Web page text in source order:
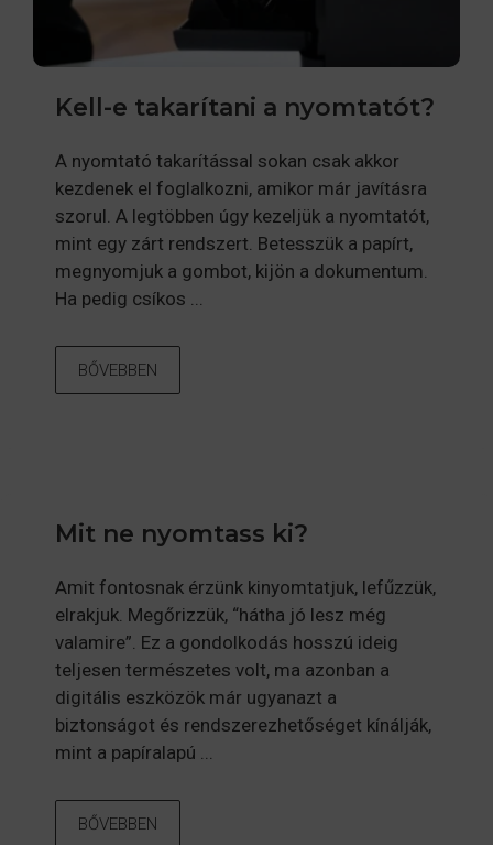
Kell-e takarítani a nyomtatót?
A nyomtató takarítással sokan csak akkor
kezdenek el foglalkozni, amikor már javításra
szorul. A legtöbben úgy kezeljük a nyomtatót,
mint egy zárt rendszert. Betesszük a papírt,
megnyomjuk a gombot, kijön a dokumentum.
Ha pedig csíkos ...
BŐVEBBEN
Mit ne nyomtass ki?
Amit fontosnak érzünk kinyomtatjuk, lefűzzük,
elrakjuk. Megőrizzük, “hátha jó lesz még
valamire”. Ez a gondolkodás hosszú ideig
teljesen természetes volt, ma azonban a
digitális eszközök már ugyanazt a
biztonságot és rendszerezhetőséget kínálják,
mint a papíralapú ...
BŐVEBBEN